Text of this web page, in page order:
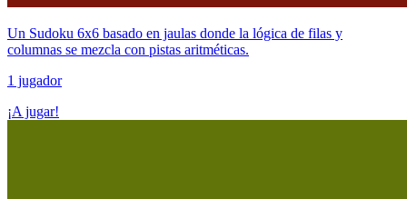
Un Sudoku 6x6 basado en jaulas donde la lógica de filas y
columnas se mezcla con pistas aritméticas.
1 jugador
¡A jugar!